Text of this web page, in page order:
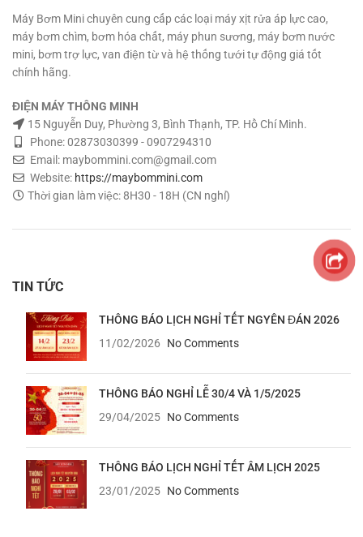
động 12.6V 2A DC Bảo hành: 1
tháng.
Máy Bơm Mini chuyên cung cấp các loại máy xịt rửa áp lực cao,
máy bơm chìm, bơm hóa chất, máy phun sương, máy bơm nước
mini, bơm trợ lực, van điện từ và hệ thống tưới tự động giá tốt
chính hãng.
ĐIỆN MÁY THÔNG MINH
15 Nguyễn Duy, Phường 3, Bình Thạnh, TP. Hồ Chí Minh.
Phone: 02873030399 - 0907294310
Email: maybommini.com@gmail.com
Website: https://maybommini.com
Thời gian làm việc: 8H30 - 18H (CN nghỉ)
TIN TỨC
THÔNG BÁO LỊCH NGHỈ TẾT NGYÊN ĐÁN 2026
11/02/2026
No Comments
THÔNG BÁO NGHỈ LỄ 30/4 VÀ 1/5/2025
29/04/2025 No Comments
THÔNG BÁO LỊCH NGHỈ TẾT ÂM LỊCH 2025
23/01/2025 No Comments